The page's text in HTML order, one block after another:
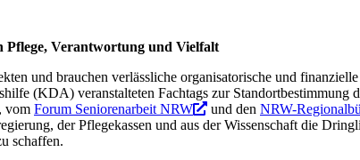
Pflege, Verantwortung und Vielfalt
und brauchen verlässliche organisatorische und
(KDA) veranstalteten Fachtags zur Standortbestimmung
, vom Forum Seniorenarbeit NRW und den NRW-
der Pflegekassen und aus der Wissenschaft die
schaffen.